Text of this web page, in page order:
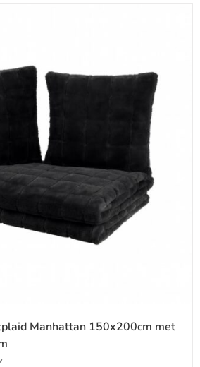
Manhattan 150x200cm met